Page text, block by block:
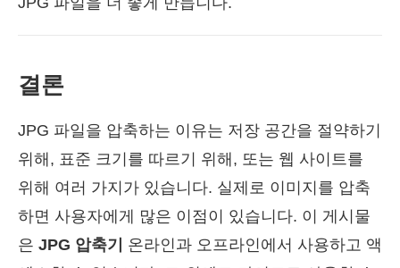
결론
JPG 파일을 압축하는 이유는 저장 공간을 절약하기
위해, 표준 크기를 따르기 위해, 또는 웹 사이트를
위해 여러 가지가 있습니다. 실제로 이미지를 압축
하면 사용자에게 많은 이점이 있습니다. 이 게시물
은 JPG 압축기
온라인과 오프라인에서 사용하고 액